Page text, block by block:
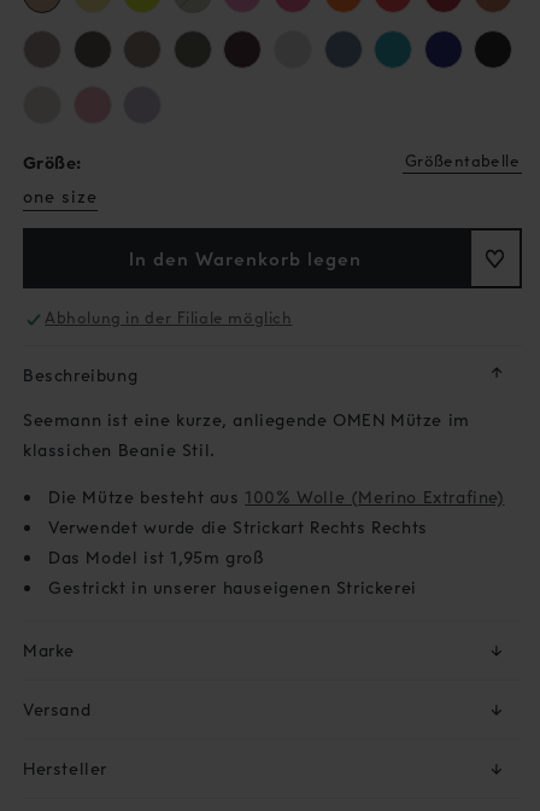
ausverkauft
oder
nicht
verfügbar
Größentabelle
Größe:
one size
In den Warenkorb legen
Abholung in der Filiale möglich
Beschreibung ↓
Seemann ist eine kurze, anliegende OMEN Mütze im
klassichen Beanie Stil.
Die Mütze besteht aus 100% Wolle (Merino Extrafine)
Verwendet wurde die Strickart Rechts Rechts
Das Model ist 1,95m groß
Gestrickt in unserer hauseigenen Strickerei
Marke ↓
Versand ↓
Hersteller ↓